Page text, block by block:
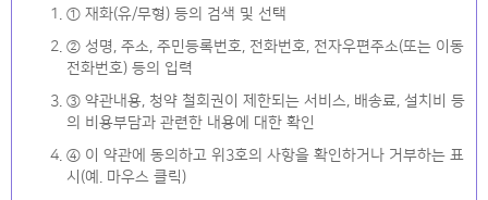
① 재화(유/무형) 등의 검색 및 선택
② 성명, 주소, 주민등록번호, 전화번호, 전자우편주소(또는 이동
전화번호) 등의 입력
③ 약관내용, 청약 철회권이 제한되는 서비스, 배송료, 설치비 등
의 비용부담과 관련한 내용에 대한 확인
④ 이 약관에 동의하고 위3호의 사항을 확인하거나 거부하는 표
시(예. 마우스 클릭)